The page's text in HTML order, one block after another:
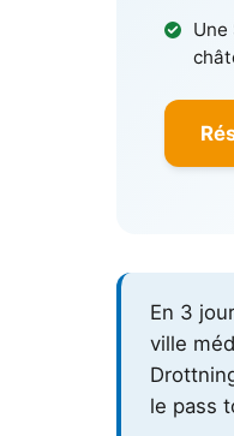
Une
En 3
ville
le pass